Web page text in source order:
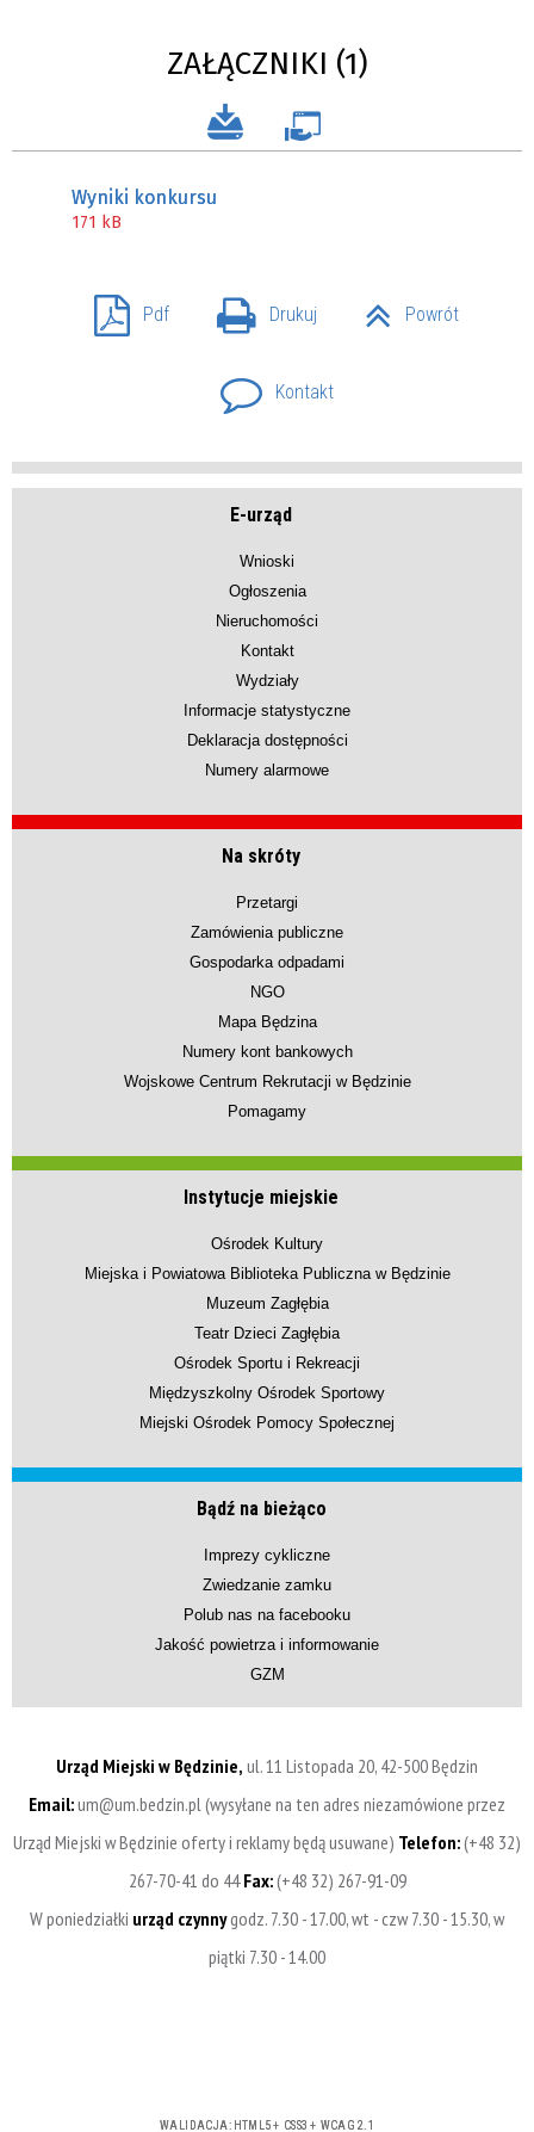
ZAŁĄCZNIKI (1)
Wyniki konkursu
171 kB
Pdf Drukuj Powrót
Kontakt
E-urząd
Wnioski
Ogłoszenia
Nieruchomości
Kontakt
Wydziały
Informacje statystyczne
Deklaracja dostępności
Numery alarmowe
Na skróty
Przetargi
Zamówienia publiczne
Gospodarka odpadami
NGO
Mapa Będzina
Numery kont bankowych
Wojskowe Centrum Rekrutacji w Będzinie
Pomagamy
Instytucje miejskie
Ośrodek Kultury
Miejska i Powiatowa Biblioteka Publiczna w Będzinie
Muzeum Zagłębia
Teatr Dzieci Zagłębia
Ośrodek Sportu i Rekreacji
Międzyszkolny Ośrodek Sportowy
Miejski Ośrodek Pomocy Społecznej
Bądź na bieżąco
Imprezy cykliczne
Zwiedzanie zamku
Polub nas na facebooku
Jakość powietrza i informowanie
GZM
Urząd Miejski w Będzinie, ul. 11 Listopada 20, 42-500 Będzin
Email:um@um.bedzin.pl (wysyłane na ten adres niezamówione przez
Urząd Miejski w Będzinie oferty i reklamy będą usuwane) Telefon:(+48 32)
267-70-41 do 44Fax:(+48 32) 267-91-09
W poniedziałki urząd czynnygodz. 7.30 - 17.00, wt - czw 7.30 - 15.30, w
piątki 7.30 - 14.00
WALIDACJA: HTML5+ CSS3 + WCAG 2.1